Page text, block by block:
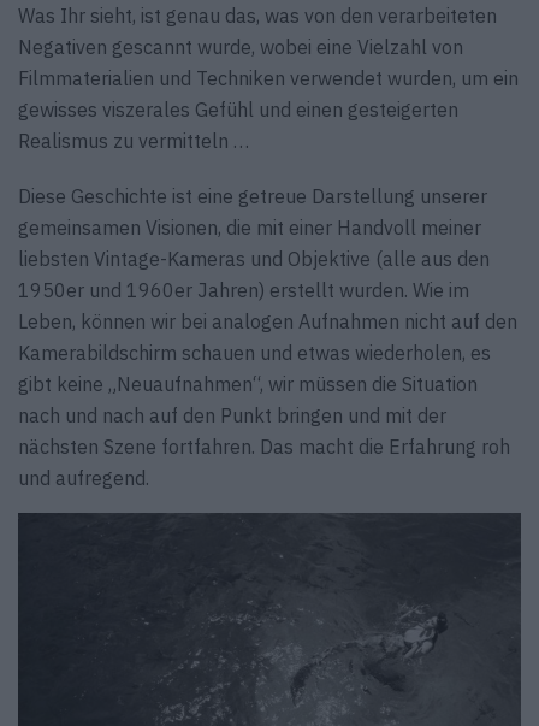
Was Ihr sieht, ist genau das, was von den verarbeiteten
Negativen gescannt wurde, wobei eine Vielzahl von
Filmmaterialien und Techniken verwendet wurden, um ein
gewisses viszerales Gefühl und einen gesteigerten
Realismus zu vermitteln …
Diese Geschichte ist eine getreue Darstellung unserer
gemeinsamen Visionen, die mit einer Handvoll meiner
liebsten Vintage-Kameras und Objektive (alle aus den
1950er und 1960er Jahren) erstellt wurden. Wie im
Leben, können wir bei analogen Aufnahmen nicht auf den
Kamerabildschirm schauen und etwas wiederholen, es
gibt keine „Neuaufnahmen“, wir müssen die Situation
nach und nach auf den Punkt bringen und mit der
nächsten Szene fortfahren. Das macht die Erfahrung roh
und aufregend.